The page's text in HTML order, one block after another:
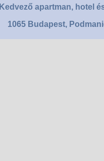
Kedvező apartman, hotel
1065 Budapest,